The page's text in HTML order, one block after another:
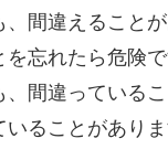
間違えることが
忘れたら危険で
間違っているこ
ることがありま